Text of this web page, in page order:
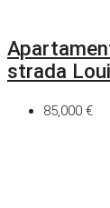
strada
85,000 €